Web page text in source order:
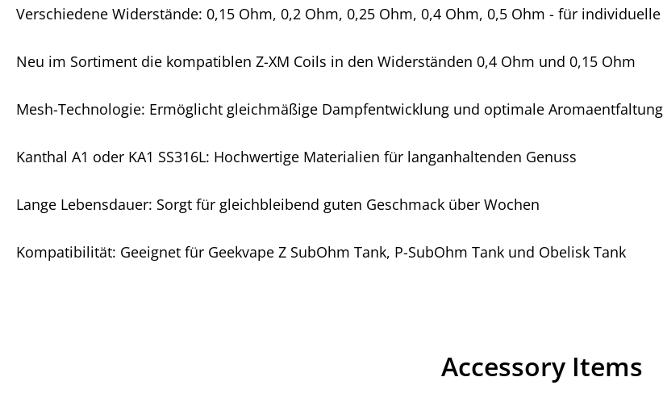
Verschiedene Widerstände: 0,15 Ohm, 0,2 Ohm, 0,25 Ohm, 0,4 Ohm, 0,5 Ohm - für
Neu im Sortiment die kompatiblen Z-XM Coils in den Widerständen 0,4 Ohm und 0,15 Ohm
Mesh-Technologie: Ermöglicht gleichmäßige Dampfentwicklung und optimale Aromaentfaltung
Kanthal A1 oder KA1 SS316L: Hochwertige Materialien für langanhaltenden Genuss
Lange Lebensdauer: Sorgt für gleichbleibend guten Geschmack über Wochen
Kompatibilität: Geeignet für Geekvape Z SubOhm Tank, P-SubOhm Tank und Obelisk Tank
Accessory Items